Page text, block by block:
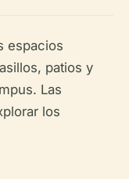
espacios
patios y
Las
los